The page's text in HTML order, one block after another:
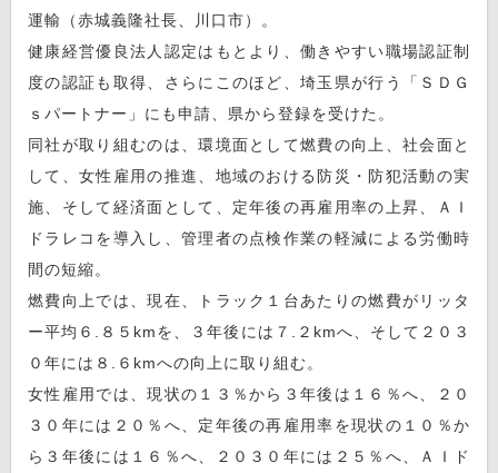
運輸（赤城義隆社長、川口市）。
健康経営優良法人認定はもとより、働きやすい職場認証制
度の認証も取得、さらにこのほど、埼玉県が行う「ＳＤＧ
ｓパートナー」にも申請、県から登録を受けた。
同社が取り組むのは、環境面として燃費の向上、社会面と
して、女性雇用の推進、地域のおける防災・防犯活動の実
施、そして経済面として、定年後の再雇用率の上昇、ＡＩ
ドラレコを導入し、管理者の点検作業の軽減による労働時
間の短縮。
燃費向上では、現在、トラック１台あたりの燃費がリッタ
ー平均６.８５kmを、３年後には７.２kmへ、そして２０３
０年には８.６kmへの向上に取り組む。
女性雇用では、現状の１３％から３年後は１６％へ、２０
３０年には２０％へ、定年後の再雇用率を現状の１０％か
ら３年後には１６％へ、２０３０年には２５％へ、ＡＩド